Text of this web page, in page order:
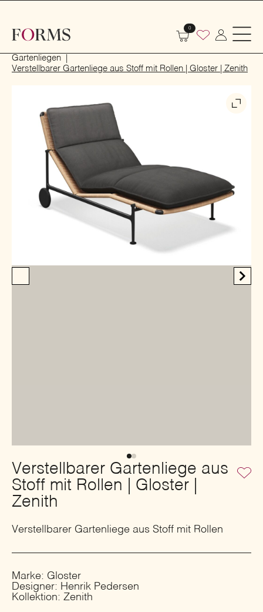
0
Gartenliegen
Verstellbarer Gartenliege aus Stoff mit Rollen | Gloster | Zenith
Verstellbarer Gartenliege aus
Stoff mit Rollen | Gloster |
Zenith
Verstellbarer Gartenliege aus Stoff mit Rollen
Marke: Gloster
Designer: Henrik Pedersen
Kollektion: Zenith